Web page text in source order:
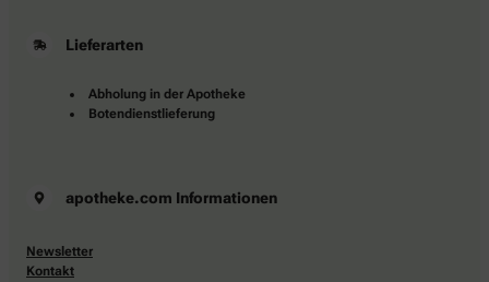
Lieferarten
Abholung in der Apotheke
Botendienstlieferung
apotheke.com Informationen
Newsletter
Kontakt